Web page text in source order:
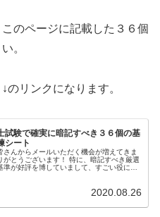
のページに記載した３６個
。
のリンクになります。
試験で確実に暗記すべき３６個の基
シート
さんからメールいただく機会が増えてきま
がとうございます！ 特に、暗記すべき厳選
準が好評を博していまして、すごい役に立
2020.08.26